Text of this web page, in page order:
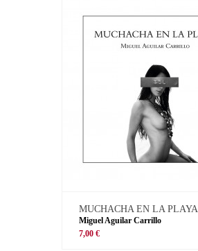
MUCHACHA EN LA PLAYA
Miguel Aguilar Carrillo
7,00 €